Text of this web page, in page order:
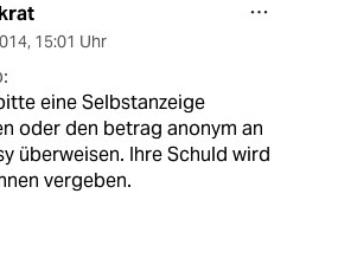
, 15:01 Uhr
eine Selbstanzeige
oder den betrag anonym an
überweisen. Ihre Schuld wird
vergeben.